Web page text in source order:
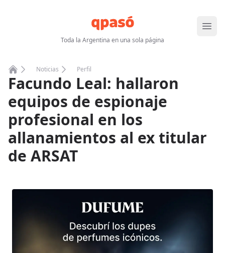
Toda la Argentina en una sola página
Abrir
Home
Noticias Perfil
Facundo Leal: hallaron
equipos de espionaje
profesional en los
allanamientos al ex titular
de ARSAT